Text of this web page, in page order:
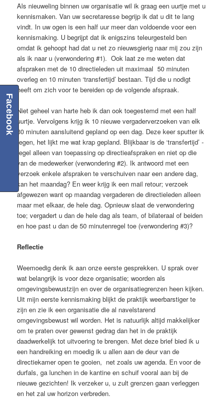
Als nieuweling binnen uw organisatie wil ik graag een uurtje met u
kennismaken. Van uw secretaresse begrijp ik dat u dit te lang
vindt. In uw ogen is een half uur meer dan voldoende voor een
kennismaking. U begrijpt dat ik enigszins teleurgesteld ben
omdat ik gehoopt had dat u net zo nieuwsgierig naar mij zou zijn
als ik naar u (verwondering #1). Ook laat ze me weten dat
afspraken met de 10 directieleden uit maximaal 50 minuten
overleg en 10 minuten ‘transfertijd’ bestaan. Tijd die u nodigt
heeft om zich voor te bereiden op de volgende afspraak.
Niet geheel van harte heb ik dan ook toegestemd met een half
uurtje. Vervolgens krijg ik 10 nieuwe vergaderverzoeken van elk
30 minuten aansluitend gepland op een dag. Deze keer sputter ik
tegen, het lijkt me wat krap gepland. Blijkbaar is de ‘transfertijd’ -
regel alleen van toepassing op directieafspraken en niet op die
van de medewerker (verwondering #2). Ik antwoord met een
verzoek enkele afspraken te verschuiven naar een andere dag,
kan het maandag? En weer krijg ik een mail retour; verzoek
afgewezen want op maandag vergaderen de directieleden alleen
maar met elkaar, de hele dag. Opnieuw slaat de verwondering
toe; vergadert u dan de hele dag als team, of bilateraal of beiden
en hoe past u dan de 50 minutenregel toe (verwondering #3)?
Reflectie
Weemoedig denk ik aan onze eerste gesprekken. U sprak over
wat belangrijk is voor deze organisatie; woorden als
omgevingsbewustzijn en over de organisatiegrenzen heen kijken.
Uit mijn eerste kennismaking blijkt de praktijk weerbarstiger te
zijn en zie ik een organisatie die al navelstarend
omgevingsbewust wil worden. Het is natuurlijk altijd makkelijker
om te praten over gewenst gedrag dan het in de praktijk
daadwerkelijk tot uitvoering te brengen. Met deze brief bied ik u
een handreiking en moedig ik u allen aan de deur van de
directiekamer open te gooien, net zoals uw agenda. En voor de
durfals, ga lunchen in de kantine en schuif vooral aan bij de
nieuwe gezichten! Ik verzeker u, u zult grenzen gaan verleggen
en het zal uw horizon verbreden.
Facebook